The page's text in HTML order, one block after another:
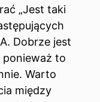
„Jest taki
Dobrze jest
ponieważ to
Warto
między